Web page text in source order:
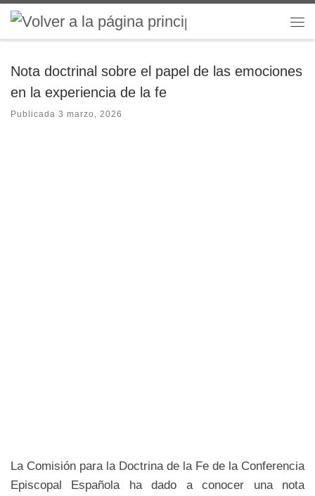
Saltar al contenido
Nota doctrinal sobre el papel de las emociones
en la experiencia de la fe
Publicada 3 marzo, 2026
La Comisión para la Doctrina de la Fe de la Conferencia
Episcopal Española ha dado a conocer una nota